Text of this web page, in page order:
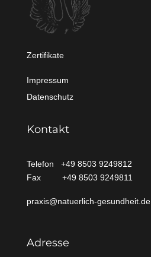
Zertifikate
Impressum
Datenschutz
Kontakt
Telefon +49 8503 9249812
Fax +49 8503 9249811
praxis@natuerlich-gesundheit.de
Adresse